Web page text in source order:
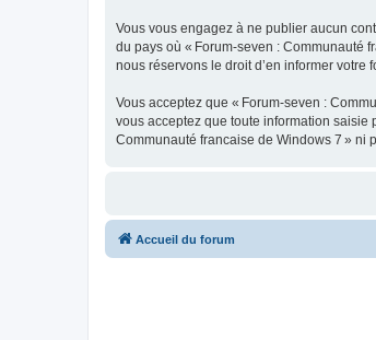
Vous vous engagez à ne publier aucun
du pays où « Forum-seven : Communauté
nous réservons le droit d’en informer votre
Vous acceptez que « Forum-seven :
vous acceptez que toute information saisie
Communauté francaise de Windows 7 » ni
Accueil du forum